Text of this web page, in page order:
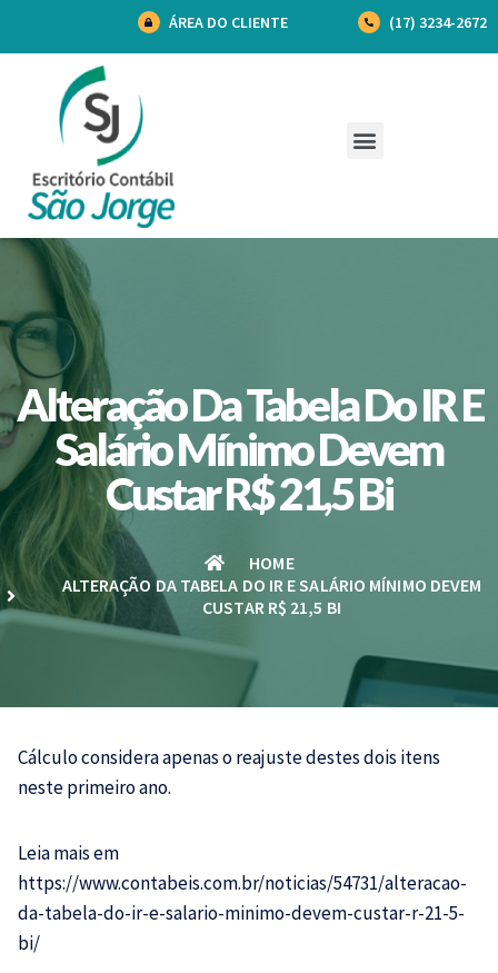
ÁREA DO CLIENTE (17) 3234-2672
Alteração Da Tabela Do IR E
Salário Mínimo Devem
Custar R$ 21,5 Bi
HOME
ALTERAÇÃO DA TABELA DO IR E SALÁRIO MÍNIMO DEVEM
CUSTAR R$ 21,5 BI
Cálculo considera apenas o reajuste destes dois itens
neste primeiro ano.
Leia mais em
https://www.contabeis.com.br/noticias/54731/alteracao-
da-tabela-do-ir-e-salario-minimo-devem-custar-r-21-5-
bi/